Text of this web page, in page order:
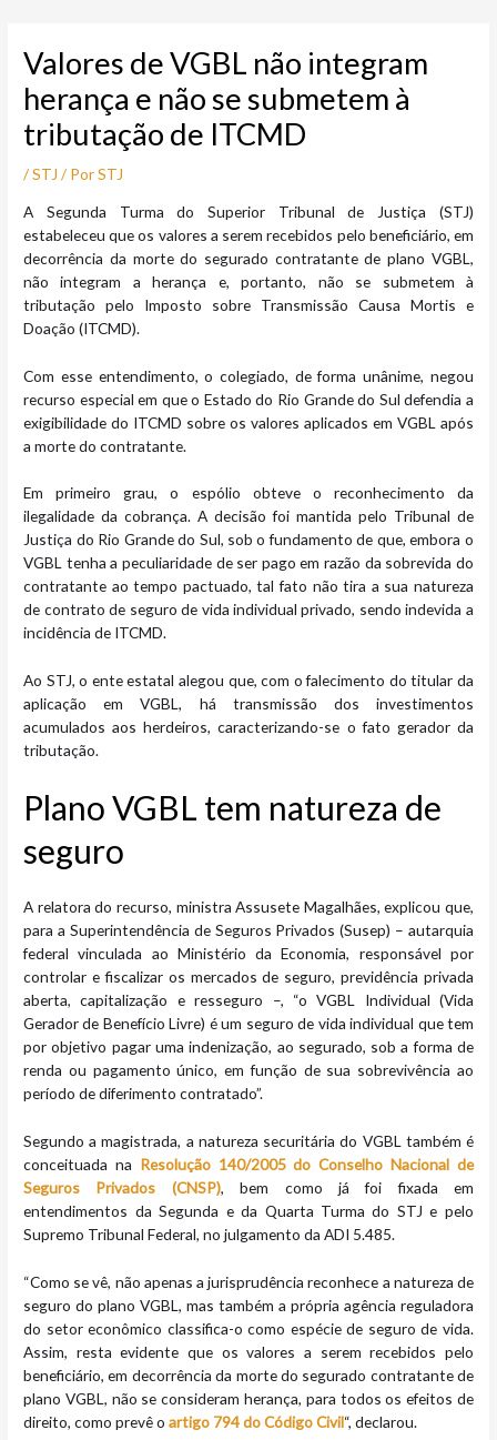
conteúdo
Valores de VGBL não integram
herança e não se submetem à
tributação de ITCMD
/STJ / PorSTJ
A Segunda Turma do Superior Tribunal de Justiça (STJ)
estabeleceu que os valores a serem recebidos pelo beneficiário, em
decorrência da morte do segurado contratante de plano VGBL,
não integram a herança e, portanto, não se submetem à
tributação pelo Imposto sobre Transmissão Causa Mortis e
Doação (ITCMD).
Com esse entendimento, o colegiado, de forma unânime, negou
recurso especial em que o Estado do Rio Grande do Sul defendia a
exigibilidade do ITCMD sobre os valores aplicados em VGBL após
a morte do contratante.
Em primeiro grau, o espólio obteve o reconhecimento da
ilegalidade da cobrança. A decisão foi mantida pelo Tribunal de
Justiça do Rio Grande do Sul, sob o fundamento de que, embora o
VGBL tenha a peculiaridade de ser pago em razão da sobrevida do
contratante ao tempo pactuado, tal fato não tira a sua natureza
de contrato de seguro de vida individual privado, sendo indevida a
incidência de ITCMD.
Ao STJ, o ente estatal alegou que, com o falecimento do titular da
aplicação em VGBL, há transmissão dos investimentos
acumulados aos herdeiros, caracterizando-se o fato gerador da
tributação.
Plano VGBL tem natureza de
seguro
A relatora do recurso, ministra Assusete Magalhães, explicou que,
para a Superintendência de Seguros Privados (Susep) – autarquia
federal vinculada ao Ministério da Economia, responsável por
controlar e fiscalizar os mercados de seguro, previdência privada
aberta, capitalização e resseguro –, “o VGBL Individual (Vida
Gerador de Benefício Livre) é um seguro de vida individual que tem
por objetivo pagar uma indenização, ao segurado, sob a forma de
renda ou pagamento único, em função de sua sobrevivência ao
período de diferimento contratado”.
Segundo a magistrada, a natureza securitária do VGBL também é
conceituada na Resolução 140/2005 do Conselho Nacional de
Seguros Privados (CNSP), bem como já foi fixada em
entendimentos da Segunda e da Quarta Turma do STJ e pelo
Supremo Tribunal Federal, no julgamento da ADI 5.485.
“Como se vê, não apenas a jurisprudência reconhece a natureza de
seguro do plano VGBL, mas também a própria agência reguladora
do setor econômico classifica-o como espécie de seguro de vida.
Assim, resta evidente que os valores a serem recebidos pelo
beneficiário, em decorrência da morte do segurado contratante de
plano VGBL, não se consideram herança, para todos os efeitos de
direito, como prevê oartigo 794 do Código Civil“, declarou.